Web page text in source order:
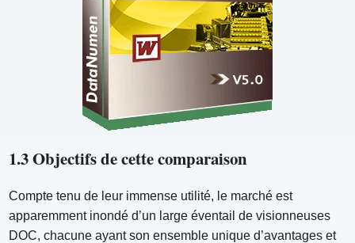
1.3 Objectifs de cette comparaison
Compte tenu de leur immense utilité, le marché est
apparemment inondé d’un large éventail de visionneuses
DOC, chacune ayant son ensemble unique d’avantages et